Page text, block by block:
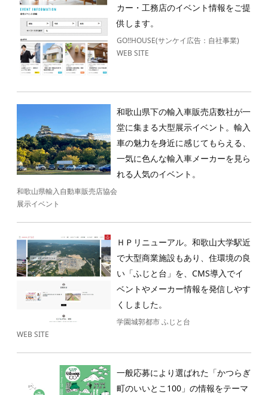
カー・工務店のイベント情報をご提
供します。
GO!!HOUSE(サンケイ広告：自社事業)
WEB SITE
和歌山県下の輸入車販売店数社が一
堂に集まる大型展示イベント。輸入
車の魅力を身近に感じてもらえる、
一気に色んな輸入車メーカーを見ら
れる人気のイベント。
和歌山県輸入自動車販売店協会
展示イベント
ＨＰリニューアル。和歌山大学駅近
で大型商業施設もあり、住環境の良
い「ふじと台」を、CMS導入でイ
ベントやメーカー情報を発信しやす
くしました。
学園城郭都市 ふじと台
WEB SITE
一般応募により選ばれた「かつらぎ
町のいいとこ100」の情報をテーマ